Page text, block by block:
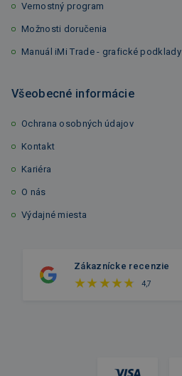
Vernostný program
Možnosti doručenia
Manuál iMi Trade - grafické podklady
Všeobecné informácie
Ochrana osobných údajov
Kontakt
Kariéra
O nás
Výdajné miesta
Zákaznícke recenzie
4,7